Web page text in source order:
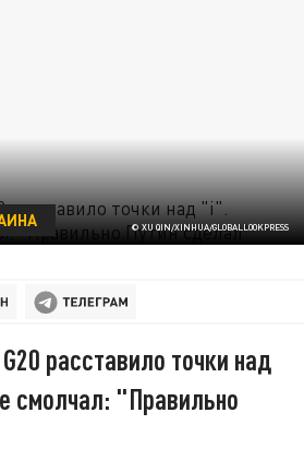
© XU QIN/XINHUA/GLOBALLOOKPRESS
расставило точки над
смолчал: "Правильно